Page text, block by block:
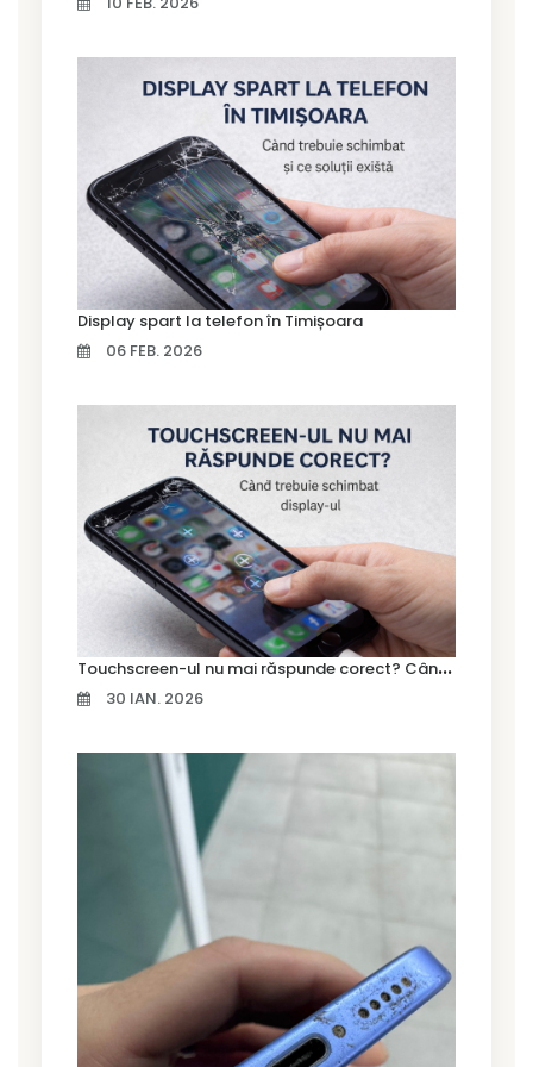
Display spart la telefon în Timișoara
06 FEB. 2026
T
ouchscreen-ul nu mai răspunde corect? Când trebuie schimbat display-ul
30 IAN. 2026